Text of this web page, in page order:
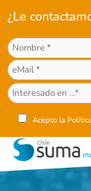
¿Le
Acepto la